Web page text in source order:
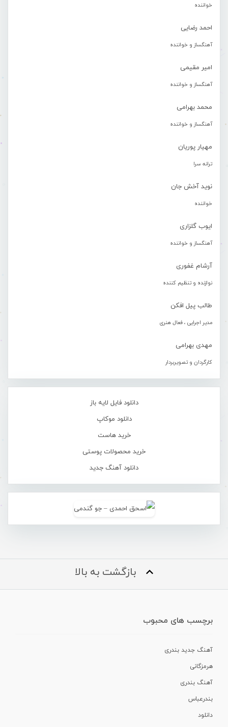
خواننده
احمد رضایی
آهنگساز و خواننده
امیر مقیمی
آهنگساز و خواننده
محمد بهرامی
آهنگساز و خواننده
مهیار پوریان
ترانه سرا
نوید آخش جان
خواننده
ایوب گلزاری
آهنگساز و خواننده
آرشام غفوری
نوازنده و تنظیم کننده
طالب پیل افکن
مدیر اجرایی ، فعال هنری
مهدی بهرامی
کارگردان و تصویربردار
دانلود فایل لایه باز
دانلود موکاپ
خرید هاست
خرید محصولات پوستی
دانلود آهنگ جدید
بازگشت به بالا
برچسب های محبوب
آهنگ جدید بندری
هرمزگانی
آهنگ بندری
بندرعباس
دانلود